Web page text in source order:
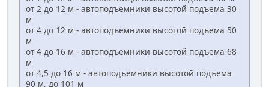
от 2 до 12 м - автоподъемники высотой подъема 30
м
от 4 до 12 м - автоподъемники высотой подъема 50
м
от 4 до 16 м - автоподъемники высотой подъема 68
м
от 4,5 до 16 м - автоподъемники высотой подъема
90 м, до 101 м